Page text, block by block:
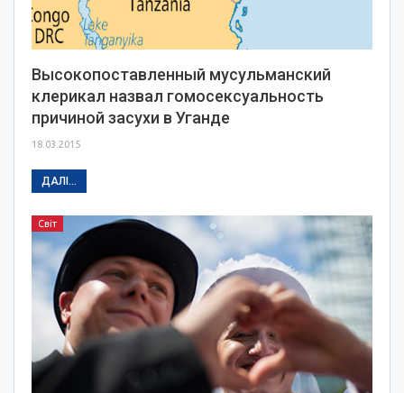
Высокопоставленный мусульманский
клерикал назвал гомосексуальность
причиной засухи в Уганде
18.03.2015
ДАЛІ...
Світ